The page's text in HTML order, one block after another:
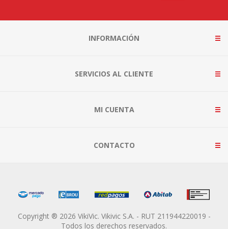
INFORMACIÓN
SERVICIOS AL CLIENTE
MI CUENTA
CONTACTO
Copyright ® 2026 VikiVic. Vikivic S.A. - RUT 211944220019 -
Todos los derechos reservados.